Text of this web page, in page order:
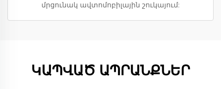
մրցունակ ավտոմոբիլային շուկայում:
ԿԱՊՎԱԾ ԱՊՐԱՆՔՆԵՐ